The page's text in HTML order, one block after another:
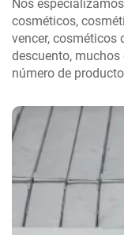
Nos
cosméticos,
vencer, cosméticos
descuento,
número de